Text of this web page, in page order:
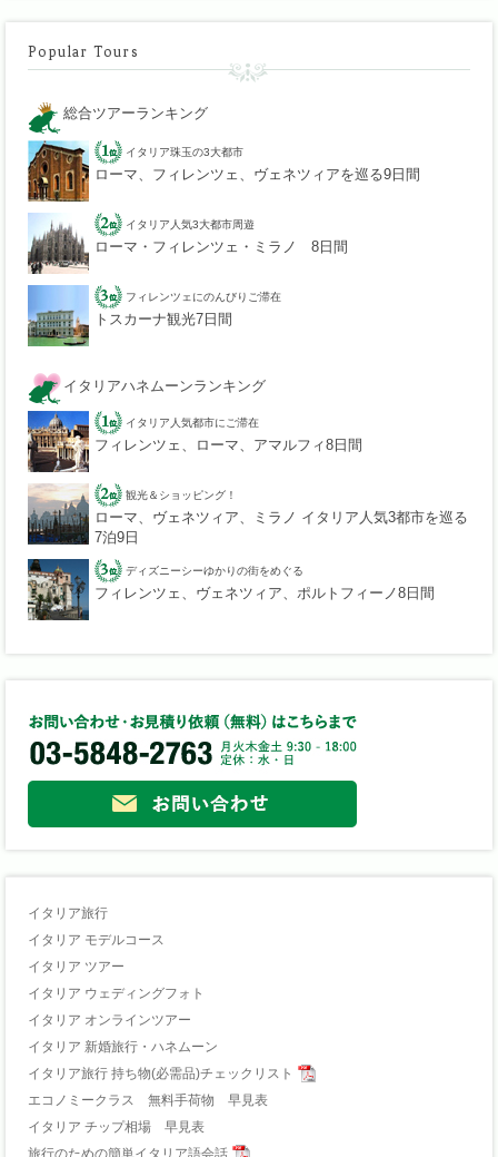
Popular Tours
総合ツアーランキング
イタリア珠玉の3大都市
ローマ、フィレンツェ、ヴェネツィアを巡る9日間
イタリア人気3大都市周遊
ローマ・フィレンツェ・ミラノ 8日間
フィレンツェにのんびりご滞在
トスカーナ観光7日間
イタリアハネムーンランキング
イタリア人気都市にご滞在
フィレンツェ、ローマ、アマルフィ8日間
観光＆ショッピング！
ローマ、ヴェネツィア、ミラノ イタリア人気3都市を巡る
7泊9日
ディズニーシーゆかりの街をめぐる
フィレンツェ、ヴェネツィア、ポルトフィーノ8日間
イタリア旅行
イタリア モデルコース
イタリア ツアー
イタリア ウェディングフォト
イタリア オンラインツアー
イタリア 新婚旅行・ハネムーン
イタリア旅行 持ち物(必需品)チェックリスト
エコノミークラス 無料手荷物 早見表
イタリア チップ相場 早見表
旅行のための簡単イタリア語会話